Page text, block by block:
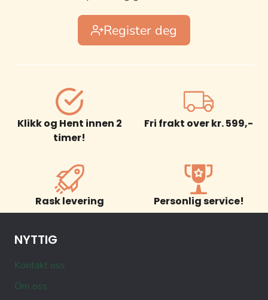
Register deg
Klikk og Hent innen 2
timer!
Fri frakt over kr. 599,-
Rask levering Personlig service!
NYTTIG
Kontakt oss
Om oss